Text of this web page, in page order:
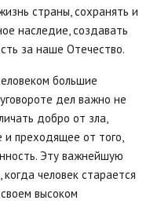
страны, сохранять и
наследие, создавать
за наше Отечество.
большие
дел важно не
добро от зла,
преходящее от того,
Эту важнейшую
человек старается
высоком